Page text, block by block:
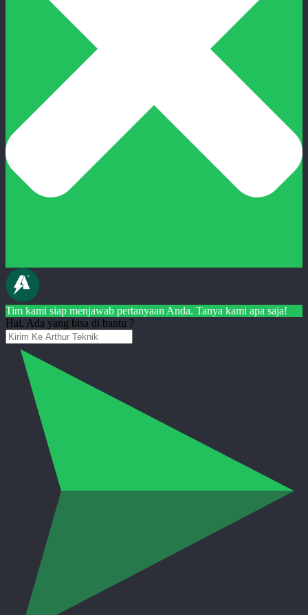
Tim kami siap menjawab pertanyaan Anda. Tanya kami apa saja!
Hai, Ada yang bisa di bantu ?